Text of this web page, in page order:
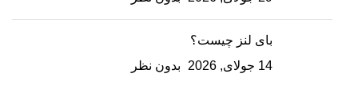
بای لنز چیست؟
14 جولای, 2026
بدون نظر